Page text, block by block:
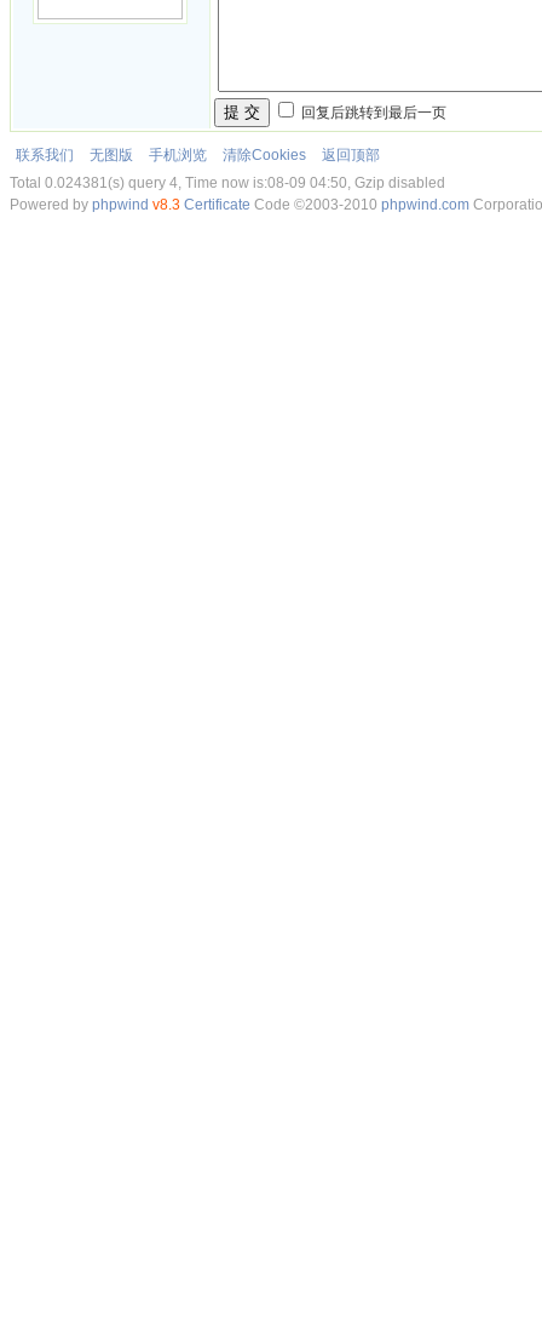
提 交 回复后跳转到最后一页
联系我们 无图版 手机浏览 清除Cookies
返回顶部
Total 0.024381(s) query 4, Time now is:08-09 04:50, Gzip disabled
Powered by phpwind v8.3 Certificate Code ©2003-2010 phpwind.com